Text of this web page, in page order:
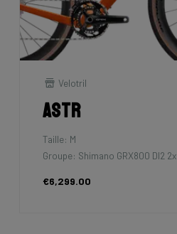
Velotril
Astr
Taille: M
Groupe: Shimano GRX800 DI2 2x
€6,299.00